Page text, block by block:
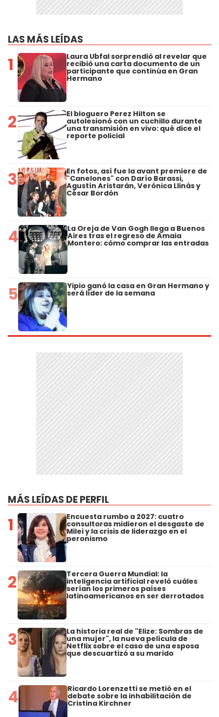
LAS MÁS LEÍDAS
1 Laura Ubfal sorprendió al revelar que
recibió una carta documento de un
participante que continúa en Gran
Hermano
2 El bloguero Perez Hilton se
autolesionó con un cuchillo durante
una transmisión en vivo: qué dice el
reporte policial
3 En fotos, así fue la avant premiere de
"Canelones" con Darío Barassi,
Agustín Aristarán, Verónica Llinás y
César Bordón
4 La Oreja de Van Gogh llega a Buenos
Aires tras el regreso de Amaia
Montero: cómo comprar las entradas
5 Yipio ganó la casa en Gran Hermano y
será líder de la semana
MÁS LEÍDAS DE PERFIL
1 Encuesta rumbo a 2027: cuatro
consultoras midieron el desgaste de
Milei y la crisis de liderazgo en el
peronismo
2 Tercera Guerra Mundial: la
inteligencia artificial reveló cuáles
serían los primeros países
latinoamericanos en ser derrotados
3 La historia real de "Elize: Sombras de
una mujer", la nueva película de
Netflix sobre el caso de una esposa
que descuartizó a su marido
4 Ricardo Lorenzetti se metió en el
debate sobre la inhabilitación de
Cristina Kirchner